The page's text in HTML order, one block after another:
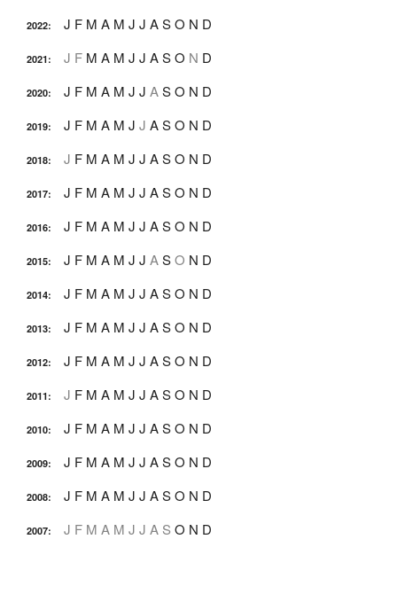
2022: J F M A M J J ASO N D
2021: J F M A M J J ASO N D
2020: J F M A M J J ASO N D
2019: J F M A M J J ASO N D
2018: J F M A M J J ASO N D
2017: J F M A M J J ASO N D
2016: J F M A M J J ASO N D
2015: J F M A M J J ASO N D
2014: J F M A M J J ASO N D
2013: J F M A M J J ASO N D
2012: J F M A M J J ASO N D
2011: J F M A M J J ASO N D
2010: J F M A M J J ASO N D
2009: J F M A M J J ASO N D
2008: J F M A M J J ASO N D
2007: J F M A M J J A S O N D